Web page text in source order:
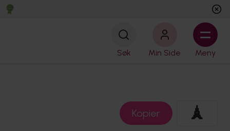
Søk Min Side Meny
Kopier 🗼